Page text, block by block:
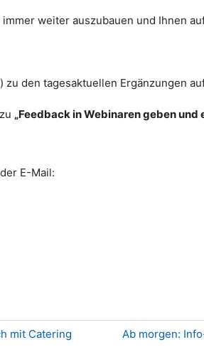
weiter auszubauen und Ihnen
den tagesaktuellen Ergänzungen
„Feedback in Webinaren geben und
E-Mail:
mit Catering Ab morgen: